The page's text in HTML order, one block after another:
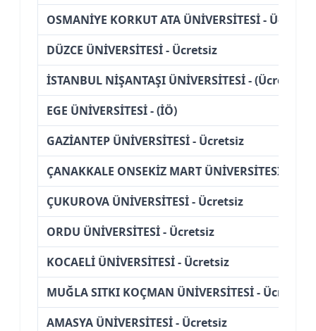
OSMANİYE KORKUT ATA ÜNİVERSİTESİ - Ücretsiz
DÜZCE ÜNİVERSİTESİ - Ücretsiz
İSTANBUL NİŞANTAŞI ÜNİVERSİTESİ - (Ücretli)
EGE ÜNİVERSİTESİ - (İÖ)
GAZİANTEP ÜNİVERSİTESİ - Ücretsiz
ÇANAKKALE ONSEKİZ MART ÜNİVERSİTESİ -
ÇUKUROVA ÜNİVERSİTESİ - Ücretsiz
ORDU ÜNİVERSİTESİ - Ücretsiz
KOCAELİ ÜNİVERSİTESİ - Ücretsiz
MUĞLA SITKI KOÇMAN ÜNİVERSİTESİ - Ücretsiz
AMASYA ÜNİVERSİTESİ - Ücretsiz